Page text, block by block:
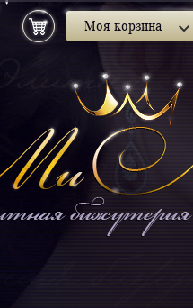
Моя корзина